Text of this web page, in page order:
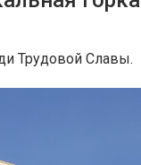
Трудовой Славы.